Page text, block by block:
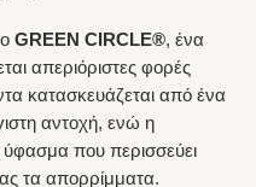
GREEN CIRCLE®, ένα
απεριόριστες φορές
κατασκευάζεται από ένα
αντοχή, ενώ η
ύφασμα που περισσεύει
τα απορρίμματα.